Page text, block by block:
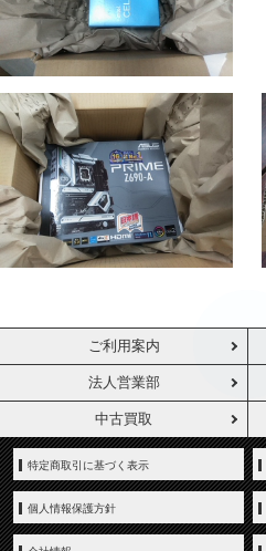
ご利用案内
法人営業部
中古買取
特定商取引に基づく表示
個人情報保護方針